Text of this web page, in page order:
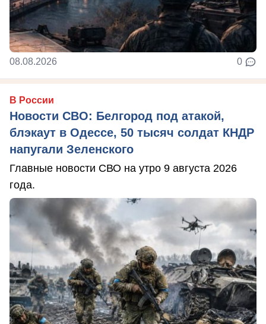
08.08.2026 0
В России
Новости СВО: Белгород под атакой,
блэкаут в Одессе, 50 тысяч солдат КНДР
напугали Зеленского
Главные новости СВО на утро 9 августа 2026
года.